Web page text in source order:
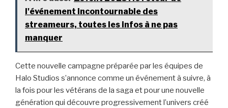
l'événement incontournable des
streameurs, toutes les infos à ne pas
manquer
Cette nouvelle campagne préparée par les équipes de
Halo Studios s’annonce comme un événement à suivre, à
la fois pour les vétérans de la saga et pour une nouvelle
génération qui découvre progressivement l’univers créé